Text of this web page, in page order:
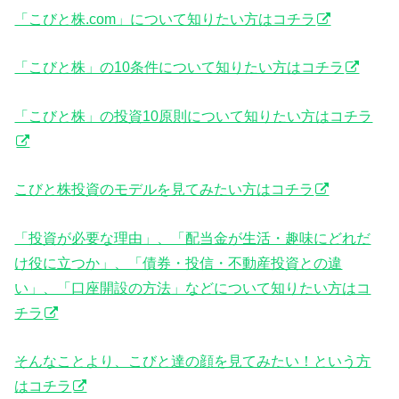
「こびと株.com」について知りたい方はコチラ
「こびと株」の10条件について知りたい方はコチラ
「こびと株」の投資10原則について知りたい方はコチラ
こびと株投資のモデルを見てみたい方はコチラ
「投資が必要な理由」、「配当金が生活・趣味にどれだ
け役に立つか」、「債券・投信・不動産投資との違
い」、「口座開設の方法」などについて知りたい方はコ
チラ
そんなことより、こびと達の顔を見てみたい！という方
はコチラ